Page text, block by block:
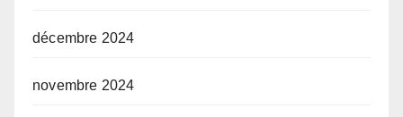
décembre 2024
novembre 2024